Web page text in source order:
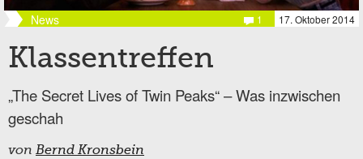
News 17. Oktober 2014
1
Klassentreffen
„The Secret Lives of Twin Peaks“ – Was inzwischen
geschah
von Bernd Kronsbein